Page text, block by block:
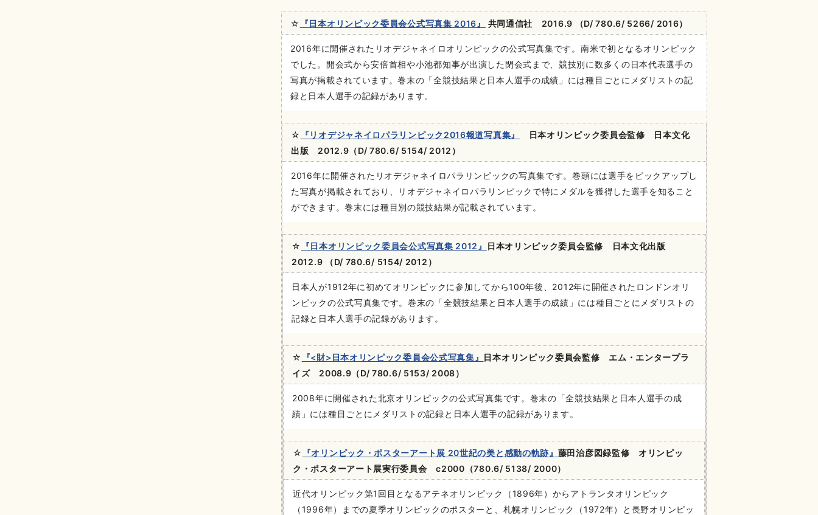
☆ 『日本オリンピック委員会公式写真集 2016』 共同通信社 2016.9 （D/ 780.6/ 5266/ 2016）
2016年に開催されたリオデジャネイロオリンピックの公式写真集です。南米で初となるオリンピック
でした。開会式から安倍首相や小池都知事が出演した閉会式まで、競技別に数多くの日本代表選手の
写真が掲載されています。巻末の「全競技結果と日本人選手の成績」には種目ごとにメダリストの記
録と日本人選手の記録があります。
☆ 『リオデジャネイロパラリンピック2016報道写真集』
日本オリンピック委員会監修 日本文化
出版 2012.9（D/ 780.6/ 5154/ 2012）
2016年に開催されたリオデジャネイロパラリンピックの写真集です。巻頭には選手をピックアップし
た写真が掲載されており、リオデジャネイロパラリンピックで特にメダルを獲得した選手を知ること
ができます。巻末には種目別の競技結果が記載されています。
☆ 『日本オリンピック委員会公式写真集 2012』
日本オリンピック委員会監修 日本文化出版
2012.9 （D/ 780.6/ 5154/ 2012）
日本人が1912年に初めてオリンピックに参加してから100年後、2012年に開催されたロンドンオリ
ンピックの公式写真集です。巻末の「全競技結果と日本人選手の成績」には種目ごとにメダリストの
記録と日本人選手の記録があります。
☆ 『<財>日本オリンピック委員会公式写真集』 日本オリンピック委員会監修 エム・エンタープラ
イズ 2008.9（D/ 780.6/ 5153/ 2008）
2008年に開催された北京オリンピックの公式写真集です。巻末の「全競技結果と日本人選手の成
績」には種目ごとにメダリストの記録と日本人選手の記録があります。
☆ 『オリンピック・ポスターアート展 20世紀の美と感動の軌跡』 藤田治彦図録監修 オリンピッ
ク・ポスターアート展実行委員会 c2000（780.6/ 5138/ 2000）
近代オリンピック第1回目となるアテネオリンピック（1896年）からアトランタオリンピック
（1996年）までの夏季オリンピックのポスターと、札幌オリンピック（1972年）と長野オリンピッ